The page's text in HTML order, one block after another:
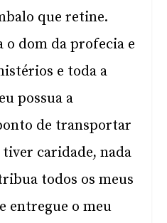
que retine.
o dom da profecia e
e toda a
possua a
de transportar
caridade, nada
todos os meus
entregue o meu